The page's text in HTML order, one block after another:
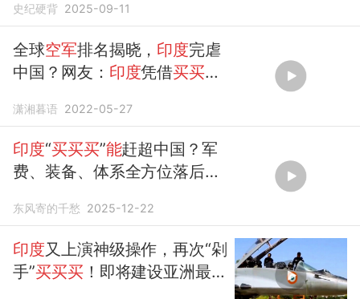
史纪硬背 2025-09-11
全球空军排名揭晓， 印度完虐
中国？网友： 印度凭借买买买
潇湘暮语 2022-05-27
印度“买买买”能赶超中国？军
费、装备、体系全方位落后中
东风寄的千愁 2025-12-22
印度又上演神级操作，再次“剁
手”买买买！即将建设亚洲最强